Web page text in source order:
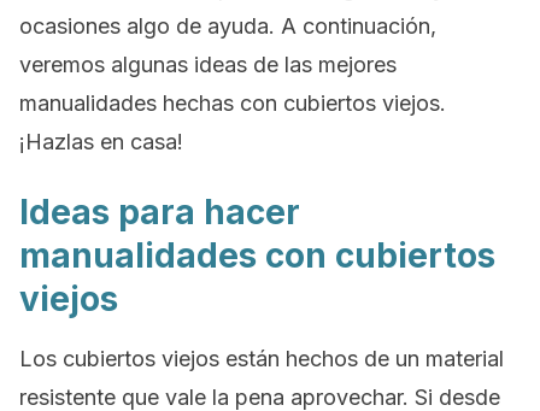
ocasiones algo de ayuda. A continuación,
veremos algunas ideas de las mejores
manualidades hechas con cubiertos viejos.
¡Hazlas en casa!
Ideas para hacer
manualidades con cubiertos
viejos
Los cubiertos viejos están hechos de un material
resistente que vale la pena aprovechar. Si desde